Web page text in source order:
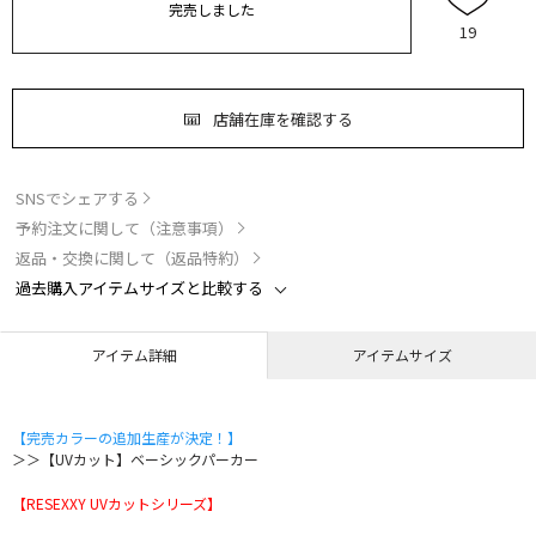
完売しました
19
店舗在庫を確認する
SNSでシェアする
予約注文に関して（注意事項）
返品・交換に関して（返品特約）
過去購入アイテムサイズと比較する
アイテム詳細 アイテムサイズ
【完売カラーの追加生産が決定！】
＞＞【UVカット】ベーシックパーカー
【RESEXXY UVカットシリーズ】